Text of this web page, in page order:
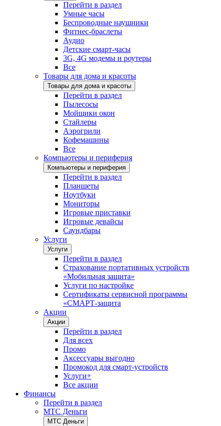
Перейти в раздел
Умные часы
Беспроводные наушники
Фитнес-браслеты
Аудио
Детские смарт-часы
3G, 4G модемы и роутеры
Все
Товары для дома и красоты
Товары для дома и красоты
Перейти в раздел
Пылесосы
Мойщики окон
Стайлеры
Аэрогрили
Кофемашины
Все
Компьютеры и периферия
Компьютеры и периферия
Перейти в раздел
Планшеты
Ноутбуки
Мониторы
Игровые приставки
Игровые девайсы
Саундбары
Услуги
Услуги
Перейти в раздел
Страхование портативных устройств
«Мобильная защита»
Услуги по настройке
Сертификаты сервисной программы
«СМАРТ-защита
Акции
Акции
Перейти в раздел
Для всех
Промо
Аксессуары выгодно
Промокод для смарт-устройств
Услуги+
Все акции
Финансы
Перейти в раздел
МТС Деньги
МТС Деньги